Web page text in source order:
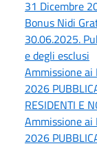
31 Dicembre
Bonus Nidi
30.06.2025.
e degli esclusi
Ammissione
2026
RESIDENTI E
Ammissione
2026